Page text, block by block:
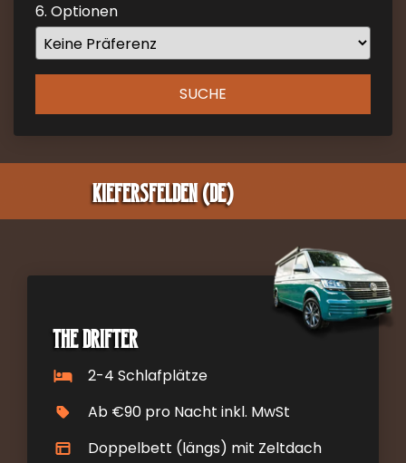
to
get
the
dates.
6. Optionen
SUCHE
Kiefersfelden (DE)
The Drifter
2-4 Schlafplätze
Ab €90 pro Nacht inkl. MwSt
Doppelbett (längs) mit Zeltdach